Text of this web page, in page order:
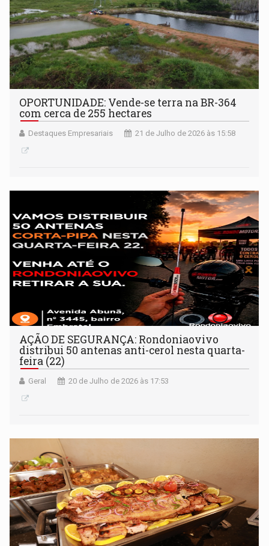
OPORTUNIDADE: Vende-se terra na BR-364
com cerca de 255 hectares
Destaques Empresariais 21 de Julho de 2026 às 15:58
AÇÃO DE SEGURANÇA: Rondoniaovivo
distribui 50 antenas anti-cerol nesta quarta-
feira (22)
Geral 20 de Julho de 2026 às 17:53